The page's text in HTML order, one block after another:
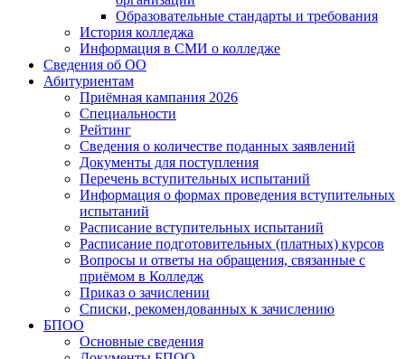
Образовательные стандарты и требования
История колледжа
Информация в СМИ о колледже
Сведения об ОО
Абитуриентам
Приёмная кампания 2026
Специальности
Рейтинг
Сведения о количестве поданных заявлений
Документы для поступления
Перечень вступительных испытаний
Информация о формах проведения вступительных
испытаний
Расписание вступительных испытаний
Расписание подготовительных (платных) курсов
Вопросы и ответы на обращения, связанные с
приёмом в Колледж
Приказ о зачислении
Списки, рекомендованных к зачислению
БПОО
Основные сведения